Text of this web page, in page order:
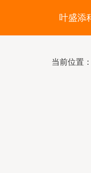
叶盛添
当前位置：